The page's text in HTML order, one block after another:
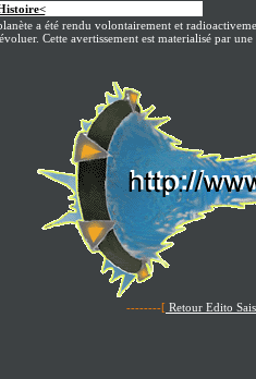
/font><
a été rendu volontairement et
Cette avertissement est materialisé par
--------[ Retour Edito